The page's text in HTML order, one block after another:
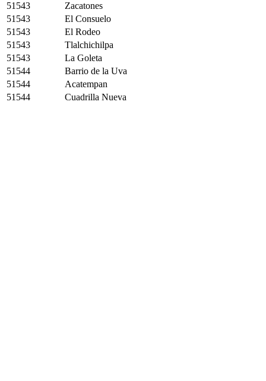
51543
Zacatones
51543
El Consuelo
51543
El Rodeo
51543
Tlalchichilpa
51543
La Goleta
51544
Barrio de la Uva
51544
Acatempan
51544
Cuadrilla Nueva